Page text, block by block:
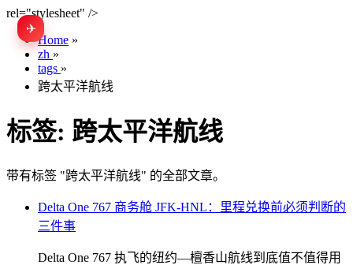
rel="stylesheet" />
✈
Home »
zh »
tags »
跨太平洋航线
标签: 跨太平洋航线
带有标签 "跨太平洋航线" 的全部文章。
Delta One 767 商务舱 JFK-HNL：里程兑换前必须判断的
三件事
Delta One 767 执飞的纽约—檀香山航线到底值不值得用